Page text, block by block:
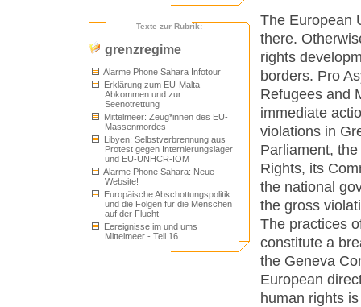
Texte zur Rubrik:
grenzregime
Alarme Phone Sahara Infotour
Erklärung zum EU-Malta-
Abkommen und zur
Seenotrettung
Mittelmeer: Zeug*innen des EU-
Massenmordes
Libyen: Selbstverbrennung aus
Protest gegen Internierungslager
und EU-UNHCR-IOM
Alarme Phone Sahara: Neue
Website!
Europäische Abschottungspolitik
und die Folgen für die Menschen
auf der Flucht
Eereignisse im und ums
Mittelmeer - Teil 16
The European
there.
rights
borders. Pro
Refugees and
immediate
violations in
Parliament,
Rights, its
the national
the gross
The practices
constitute a
the Geneva
European
human rights